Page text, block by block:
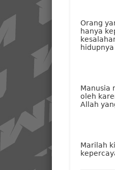
Orang
hanya
Manusia
oleh
Allah
Marilah